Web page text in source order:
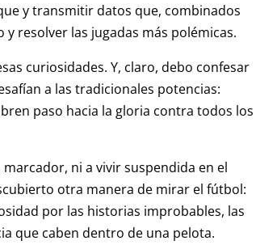
y transmitir datos que, combinados
resolver las jugadas más polémicas.
curiosidades. Y, claro, debo confesar
a las tradicionales potencias:
paso hacia la gloria contra todos los
ni a vivir suspendida en el
otra manera de mirar el fútbol:
por las historias improbables, las
que caben dentro de una pelota.